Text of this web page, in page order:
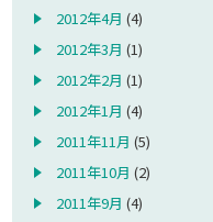
2012年4月 (4)
2012年3月 (1)
2012年2月 (1)
2012年1月 (4)
2011年11月 (5)
2011年10月 (2)
2011年9月 (4)